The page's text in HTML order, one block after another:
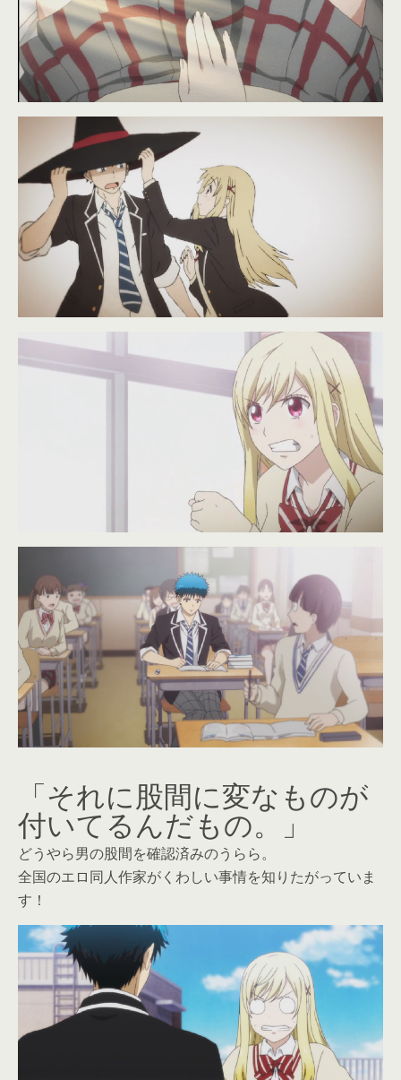
「それに股間に変なものが
付いてるんだもの。」
どうやら男の股間を確認済みのうらら。
全国のエロ同人作家がくわしい事情を知りたがっていま
す！